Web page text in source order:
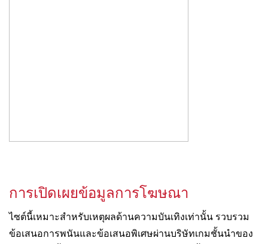
การเปิดเผยข้อมูลการโฆษณา
ไซต์นี้เหมาะสำหรับเหตุผลด้านความบันเทิงเท่านั้น รวบรวม
ข้อเสนอการพนันและข้อเสนอพิเศษผ่านบริษัทเกมชั้นนำของ